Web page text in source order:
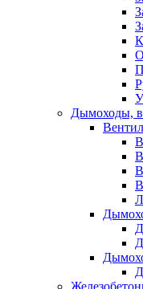
Дымоходы,